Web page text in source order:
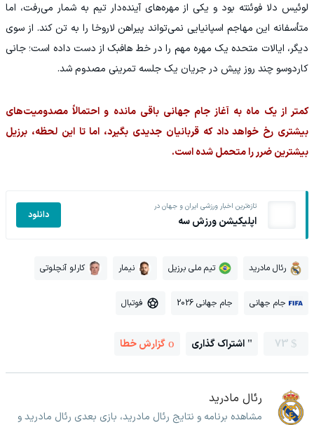
لوئیس دلا فوئنته بود و یکی از مهره‌های آینده‌دار تیم به شمار می‌رفت، اما
متأسفانه این مهاجم اسپانیایی نمی‌تواند پیراهن لاروخا را به تن کند. از سوی
دیگر، ایالات متحده یک مهره مهم را در خط هافبک از دست داده است؛ جانی
کاردوسو چند روز پیش در جریان یک جلسه تمرینی مصدوم شد.
کمتر از یک ماه به آغاز جام جهانی باقی مانده و احتمالاً مصدومیت‌های
بیشتری رخ خواهد داد که قربانیان جدیدی بگیرد، اما تا این لحظه، برزیل
بیشترین ضرر را متحمل شده است.
تازه‌ترین اخبار ورزشی ایران و جهان در
اپلیکیشن ورزش سه دانلود
رئال مادرید تیم ملی برزیل نیمار کارلو آنچلوتی
جام جهانی جام جهانی 2026 فوتبال
73 اشتراک گذاری گزارش خطا
رئال مادرید
مشاهده برنامه و نتایج رئال مادرید، بازی بعدی رئال مادرید و